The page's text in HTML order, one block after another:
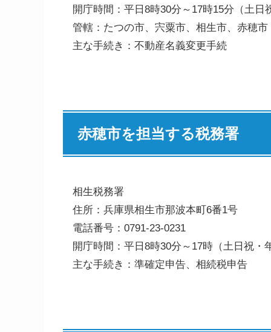
開庁時間：平日8時30分～17時15分（土日
管轄：たつの市、宍粟市、相生市、赤穂市
主な手続き：不動産名義変更手続
赤穂市を担当する税務署
相生税務署
住所：兵庫県相生市那波本町6番1号
電話番号：0791-23-0231
開庁時間：平日8時30分～17時（土日祝・
主な手続き：準確定申告、相続税申告